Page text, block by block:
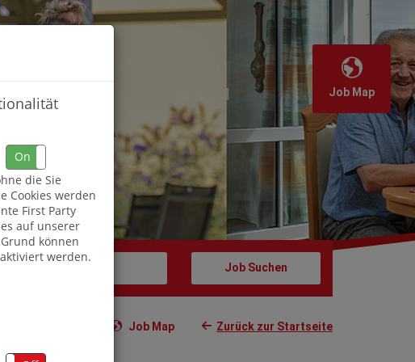
Job Map
Job Map Zurück zur Startseite
On
die Sie
Cookies werden
First Party
auf unserer
können
werden.